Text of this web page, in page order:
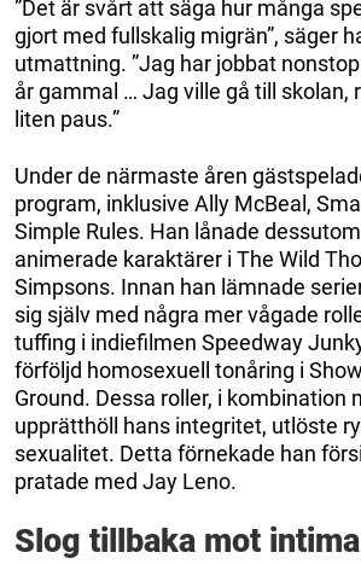
”Det är svårt att säga hur många
gjort med fullskalig migrän”, säger
utmattning. ”Jag har jobbat
år gammal … Jag ville gå till skolan,
liten paus.”
Under de närmaste åren
program, inklusive Ally McBeal,
Simple Rules. Han lånade dessutom
animerade karaktärer i The Wild
Simpsons. Innan han lämnade
sig själv med några mer vågade
tuffing i indiefilmen Speedway
förföljd homosexuell tonåring i
Ground. Dessa roller, i kombination
upprätthöll hans integritet, utlöste
sexualitet. Detta förnekade han
pratade med Jay Leno.
Slog tillbaka mot